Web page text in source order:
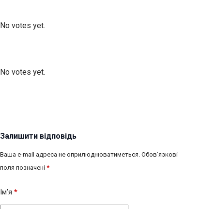
No votes yet.
No votes yet.
Залишити відповідь
Ваша e-mail адреса не оприлюднюватиметься. Обов’язкові
поля позначені *
Ім’я *